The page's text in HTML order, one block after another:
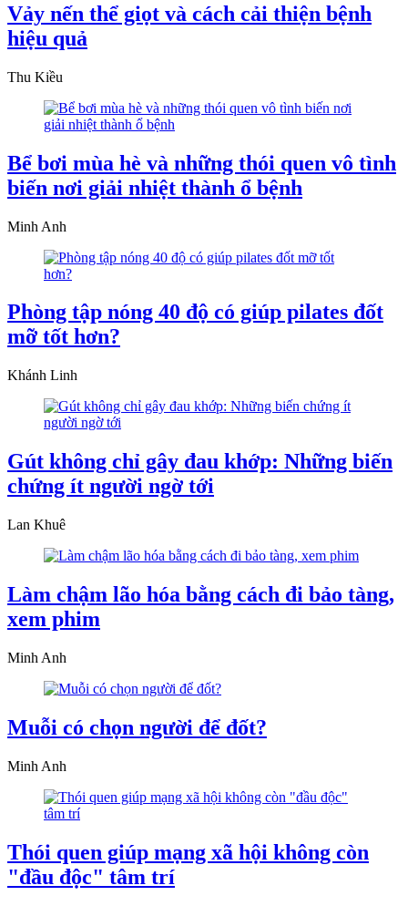
Vảy nến thể giọt và cách cải thiện bệnh
hiệu quả
Thu Kiều
Bể bơi mùa hè và những thói quen vô tình
biến nơi giải nhiệt thành ổ bệnh
Minh Anh
Phòng tập nóng 40 độ có giúp pilates đốt
mỡ tốt hơn?
Khánh Linh
Gút không chỉ gây đau khớp: Những biến
chứng ít người ngờ tới
Lan Khuê
Làm chậm lão hóa bằng cách đi bảo tàng,
xem phim
Minh Anh
Muỗi có chọn người để đốt?
Minh Anh
Thói quen giúp mạng xã hội không còn
"đầu độc" tâm trí